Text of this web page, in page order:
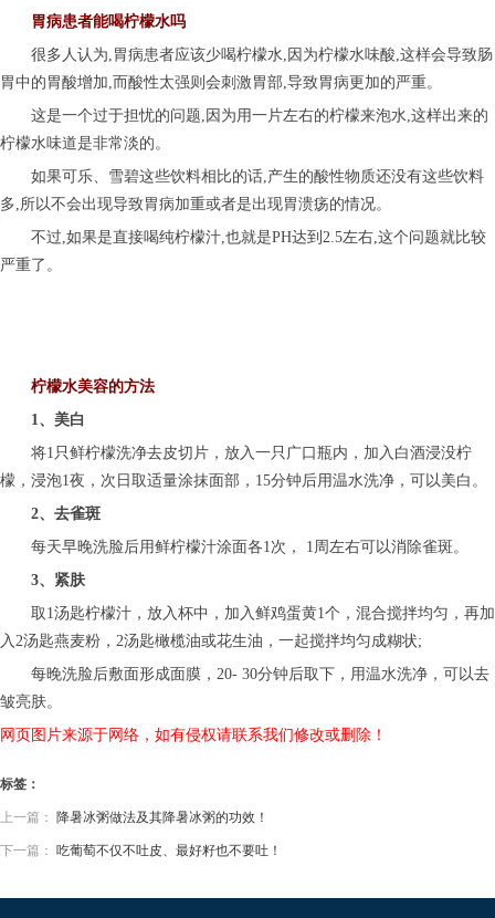
胃病患者能喝柠檬水吗
很多人认为,胃病患者应该少喝柠檬水,因为柠檬水味酸,这样会导致肠
胃中的胃酸增加,而酸性太强则会刺激胃部,导致胃病更加的严重。
这是一个过于担忧的问题,因为用一片左右的柠檬来泡水,这样出来的
柠檬水味道是非常淡的。
如果可乐、雪碧这些饮料相比的话,产生的酸性物质还没有这些饮料
多,所以不会出现导致胃病加重或者是出现胃溃疡的情况。
不过,如果是直接喝纯柠檬汁,也就是PH达到2.5左右,这个问题就比较
严重了。
柠檬水美容的方法
1、美白
将1只鲜柠檬洗净去皮切片，放入一只广口瓶内，加入白酒浸没柠
檬，浸泡1夜，次日取适量涂抹面部，15分钟后用温水洗净，可以美白。
2、去雀斑
每天早晚洗脸后用鲜柠檬汁涂面各1次， 1周左右可以消除雀斑。
3、紧肤
取1汤匙柠檬汁，放入杯中，加入鲜鸡蛋黄1个，混合搅拌均匀，再加
入2汤匙燕麦粉，2汤匙橄榄油或花生油，一起搅拌均匀成糊状;
每晚洗脸后敷面形成面膜，20- 30分钟后取下，用温水洗净，可以去
皱亮肤。
网页图片来源于网络，如有侵权请联系我们修改或删除！
标签：
上一篇： 降暑冰粥做法及其降暑冰粥的功效！
下一篇： 吃葡萄不仅不吐皮、最好籽也不要吐！